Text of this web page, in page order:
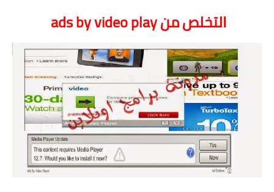
انترنت
الربح من الانترنت
جوجل
فيسبوك
التخلص من ads by video play